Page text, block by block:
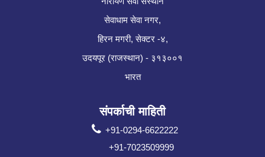
सेवाधाम सेवा नगर,
हिरन मगरी, सेक्टर -४,
उदयपूर (राजस्थान) - ३१३००१
भारत
संपर्काची माहिती
+91-0294-6622222
+91-7023509999